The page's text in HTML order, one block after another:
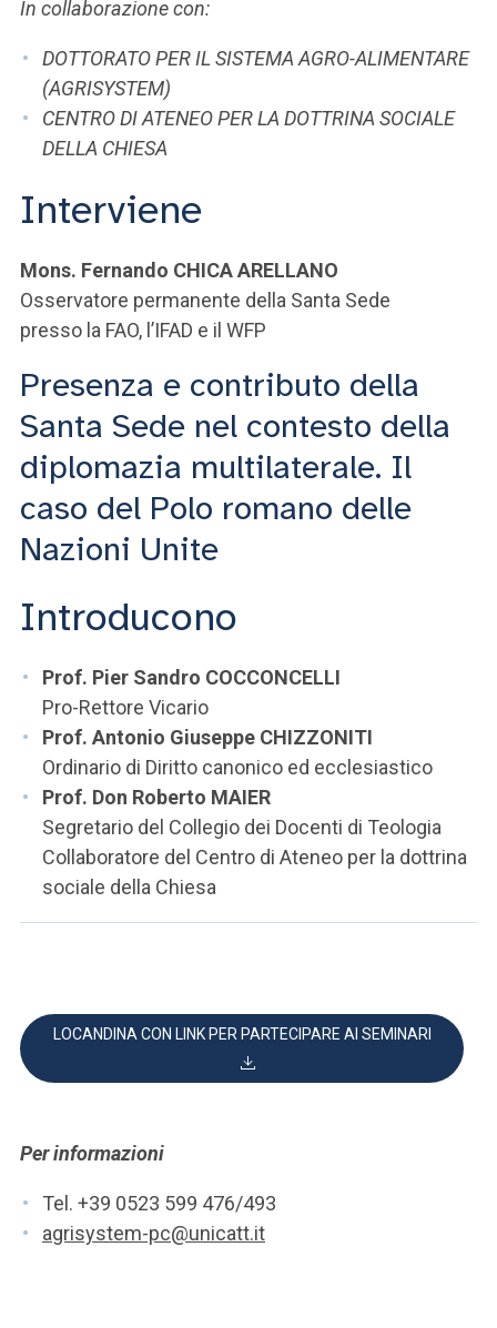
SEI UN DOCENTE O UN MEMBRO DELLO STAFF
ACCEDI A CLOUDMAIL
In collaborazione con:
DOTTORATO PER IL SISTEMA AGRO-ALIMENTARE
(AGRISYSTEM)
CENTRO DI ATENEO PER LA DOTTRINA SOCIALE
DELLA CHIESA
Interviene
Mons. Fernando CHICA ARELLANO
Osservatore permanente della Santa Sede
presso la FAO, l’IFAD e il WFP
Presenza e contributo della
Santa Sede nel contesto della
diplomazia multilaterale. Il
caso del Polo romano delle
Nazioni Unite
Introducono
Prof. Pier Sandro COCCONCELLI
Pro-Rettore Vicario
Prof. Antonio Giuseppe CHIZZONITI
Ordinario di Diritto canonico ed ecclesiastico
Prof. Don Roberto MAIER
Segretario del Collegio dei Docenti di Teologia
Collaboratore del Centro di Ateneo per la dottrina
sociale della Chiesa
LOCANDINA CON LINK PER PARTECIPARE AI SEMINARI
Per informazioni
Tel. +39 0523 599 476/493
agrisystem-pc@unicatt.it